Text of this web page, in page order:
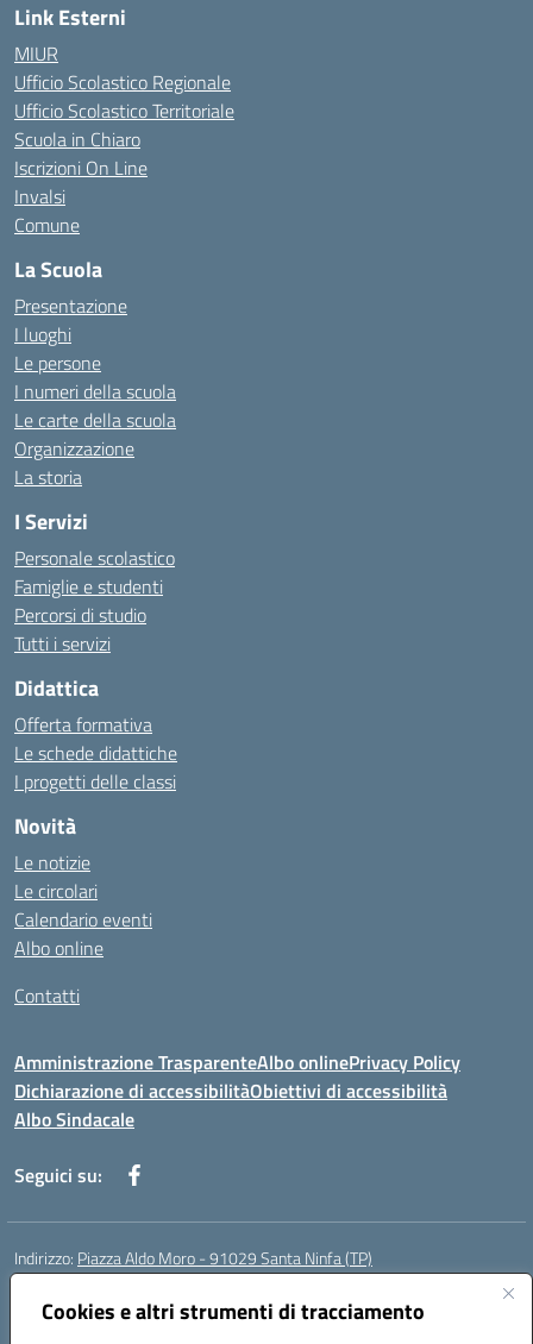
Cookies e altri strumenti di tracciamento
Link Esterni
MIUR
Ufficio Scolastico Regionale
Ufficio Scolastico Territoriale
Scuola in Chiaro
Iscrizioni On Line
Invalsi
Comune
La Scuola
Presentazione
I luoghi
Le persone
I numeri della scuola
Le carte della scuola
Organizzazione
La storia
I Servizi
Personale scolastico
Famiglie e studenti
Percorsi di studio
Tutti i servizi
Didattica
Offerta formativa
Le schede didattiche
I progetti delle classi
Novità
Le notizie
Le circolari
Calendario eventi
Albo online
Contatti
Amministrazione TrasparenteAlbo onlinePrivacy Policy
Dichiarazione di accessibilitàObiettivi di accessibilità
Albo Sindacale
Seguici su:
Indirizzo: Piazza Aldo Moro - 91029 Santa Ninfa (TP)
Centralino:
Posta elettronica certificata (PEC):tpic807004@pec.istruzione.it